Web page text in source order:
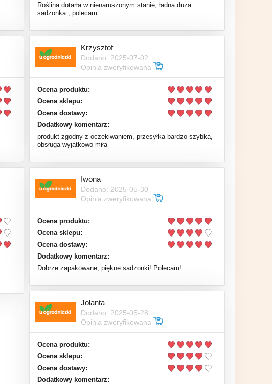
Roślina dotarła w nienaruszonym stanie, ładna duża
sadzonka , polecam
Krzysztof
Dodano: 2025-07-02
Opinia zweryfikowana
Ocena produktu:
Ocena sklepu:
Ocena dostawy:
Dodatkowy komentarz:
produkt zgodny z oczekiwaniem, przesyłka bardzo szybka,
obsługa wyjątkowo miła
Iwona
Dodano: 2025-05-30
Opinia zweryfikowana
Ocena produktu:
Ocena sklepu:
Ocena dostawy:
Dodatkowy komentarz:
Dobrze zapakowane, piękne sadzonki! Polecam!
Jolanta
Dodano: 2025-05-28
Opinia zweryfikowana
Ocena produktu:
Ocena sklepu:
Ocena dostawy:
Dodatkowy komentarz: